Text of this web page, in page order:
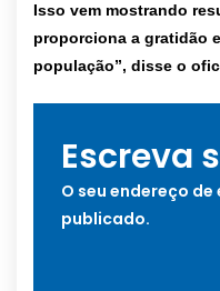
Isso vem mostrando
proporciona a gratidão
população”, disse o
Escreva
O seu endereço
publicado.